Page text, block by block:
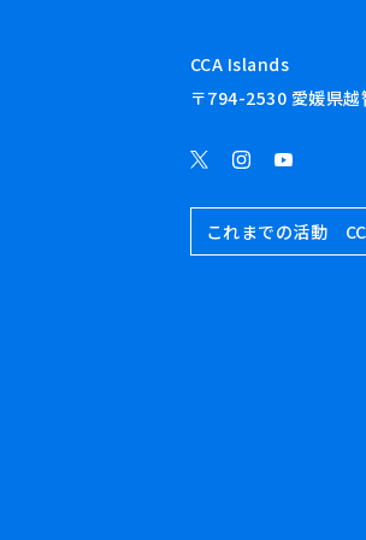
CCA Islands
〒794-2530 愛媛県
これまでの活動